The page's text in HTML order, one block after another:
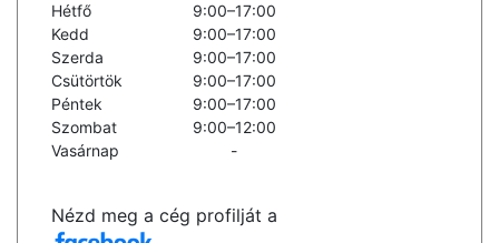
Hétfő
9:00–17:00
Kedd
9:00–17:00
Szerda
9:00–17:00
Csütörtök
9:00–17:00
Péntek
9:00–17:00
Szombat
9:00–12:00
Vasárnap
-
Nézd meg a cég profilját a